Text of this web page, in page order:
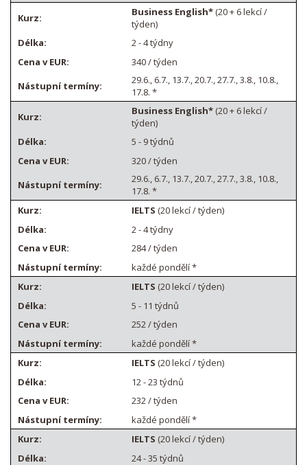
Business English*(20 + 6 lekcí /
týden)
2 - 4 týdny
340 / týden
29.6., 6.7., 13.7., 20.7., 27.7., 3.8., 10.8.,
17.8. *
Business English* (20 + 6 lekcí /
týden)
5 - 9 týdnů
320 / týden
29.6., 6.7., 13.7., 20.7., 27.7., 3.8., 10.8.,
17.8. *
IELTS (20 lekcí / týden)
2 - 4 týdny
284 / týden
každé pondělí *
IELTS (20 lekcí / týden)
5 - 11 týdnů
252 / týden
každé pondělí *
IELTS (20 lekcí / týden)
12 - 23 týdnů
232 / týden
každé pondělí *
IELTS (20 lekcí / týden)
24 - 35 týdnů